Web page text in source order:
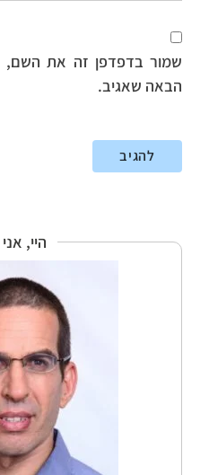
שמור בדפדפן זה את השם,
הבאה שאגיב.
היי, אני